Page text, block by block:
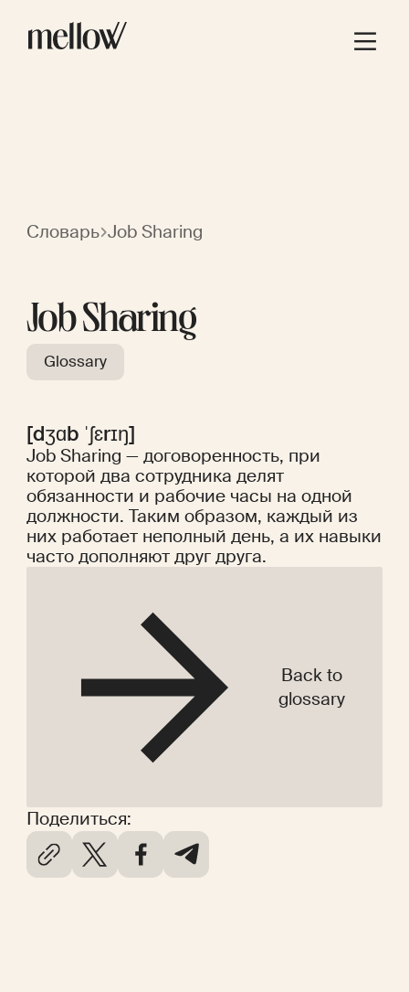
Словарь Job Sharing
Job Sharing
Glossary
Поделиться:
[dʒɑb ˈʃɛrɪŋ]
Job Sharing — договоренность, при
которой два сотрудника делят
обязанности и рабочие часы на одной
должности. Таким образом, каждый из
них работает неполный день, а их навыки
часто дополняют друг друга.
Back to
glossary